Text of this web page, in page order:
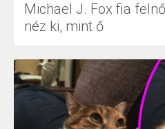
Michael J. Fox fia
néz ki, mint ő